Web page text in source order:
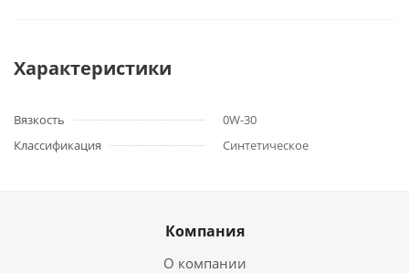
Характеристики
Вязкость
0W-30
Классификация
Синтетическое
Компания
О компании